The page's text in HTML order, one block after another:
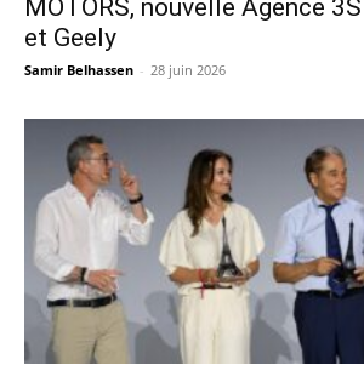
MOTORS, nouvelle Agence
et Geely
Samir Belhassen - 28 juin 2026